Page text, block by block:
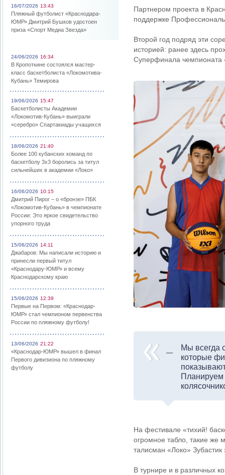
16/07/2026 13:43
Пляжный футболист «Краснодара-
ЮМР» Дмитрий Бушков удостоен
приза «Спорт Медиа Звезда»
24/06/2026 16:34
В Кропоткине состоялся мастер-
класс баскетболиста «Локомотива-
Кубань» Темирова
19/06/2026 15:47
Баскетболисты Академии
«Локомотив-Кубань» выиграли
«серебро» Спартакиады учащихся
18/06/2026 21:40
Более 100 кубанских команд по
баскетболу 3х3 боролись за титул
сильнейших в академии «Локо»
16/06/2026 10:15
Дмитрий Пирог – о «бронзе» ПБК
«Локомотив-Кубань» в чемпионате
России: Это яркое свидетельство
упорного труда
15/06/2026 14:11
Джабаров: Мы написали историю и
принесли первый титул
«Краснодару-ЮМР» и всему
Краснодарскому краю
15/06/2026 12:39
Первые на Первом: «Краснодар-
ЮМР» стал чемпионом первенства
России по пляжному футболу!
13/06/2026 21:22
«Краснодар-ЮМР» вышел в финал
Первого дивизиона по пляжному
футболу
Партнером проекта в
поддержке
Второй год подряд эти
историей: ранее здесь
Суперфинала чемпионата
Мы всегда
которые
Планируем
На фестивале «тихий!
огромное табло, такие же
талисман «Локо» Зубастик
В турнире и в различных